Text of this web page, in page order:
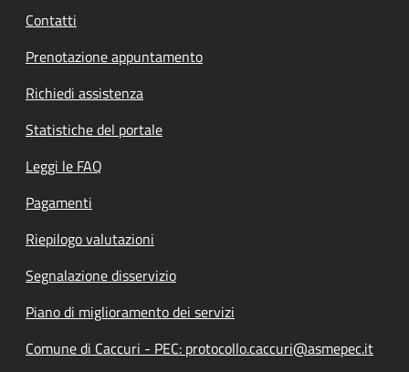
Contatti
Prenotazione appuntamento
Richiedi assistenza
Statistiche del portale
Leggi le FAQ
Pagamenti
Riepilogo valutazioni
Segnalazione disservizio
Piano di miglioramento dei servizi
Comune di Caccuri - PEC: protocollo.caccuri@asmepec.it